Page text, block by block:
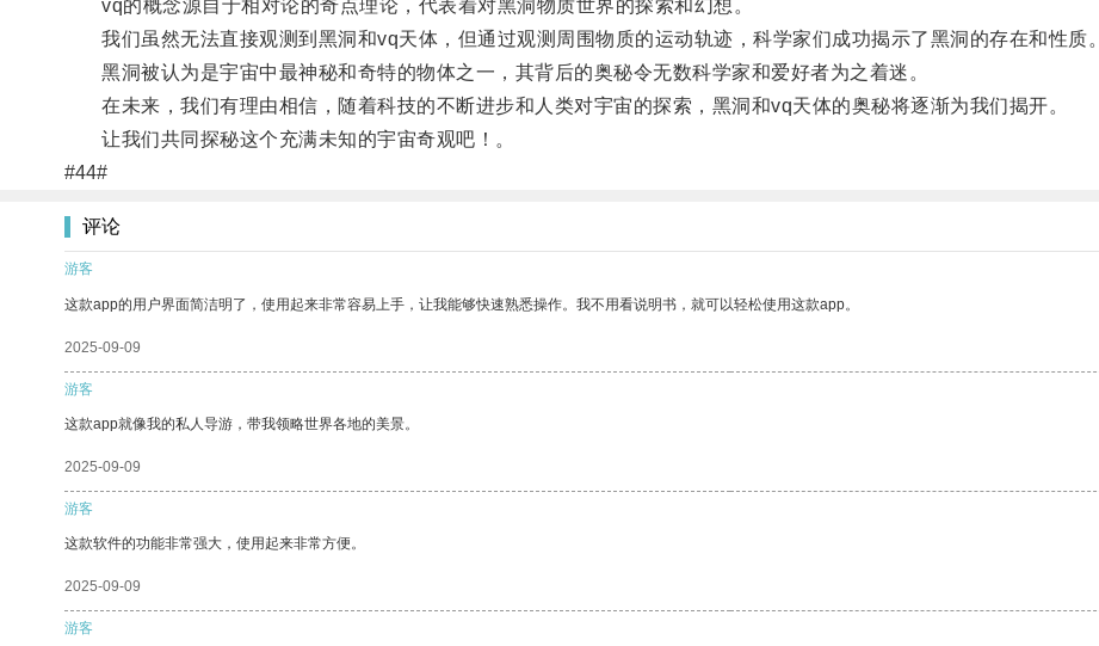
vq的概念源自于相对论的奇点理论，代表着对黑洞物质世界的探索和幻想。
我们虽然无法直接观测到黑洞和vq天体，但通过观测周围物质的运动轨迹，科学家们成功揭示了黑洞的存在和性质。
黑洞被认为是宇宙中最神秘和奇特的物体之一，其背后的奥秘令无数科学家和爱好者为之着迷。
在未来，我们有理由相信，随着科技的不断进步和人类对宇宙的探索，黑洞和vq天体的奥秘将逐渐为我们揭开。
让我们共同探秘这个充满未知的宇宙奇观吧！。
#44#
评论
游客
这款app的用户界面简洁明了，使用起来非常容易上手，让我能够快速熟悉操作。我不用看说明书，就可以轻松使用这款app。
2025-09-09
游客
这款app就像我的私人导游，带我领略世界各地的美景。
2025-09-09
游客
这款软件的功能非常强大，使用起来非常方便。
2025-09-09
游客